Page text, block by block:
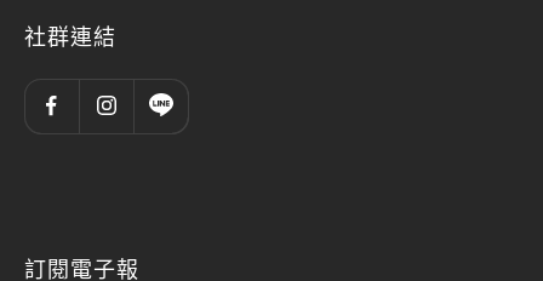
社群連結
訂閱電子報